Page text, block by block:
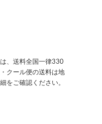
、送料全国一律330
クール便の送料は地
をご確認ください。